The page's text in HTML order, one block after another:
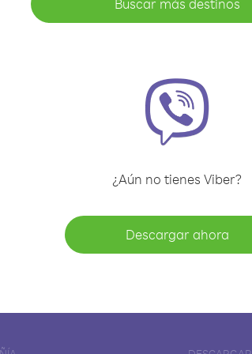
Buscar más destinos
¿Aún no tienes Viber?
Descargar ahora